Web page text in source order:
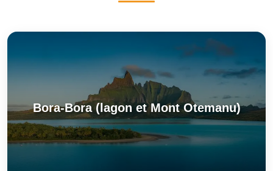
Bora-Bora (lagon et Mont Otemanu)